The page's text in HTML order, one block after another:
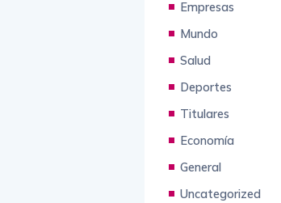
Empresas
Mundo
Salud
Deportes
Titulares
Economía
General
Uncategorized